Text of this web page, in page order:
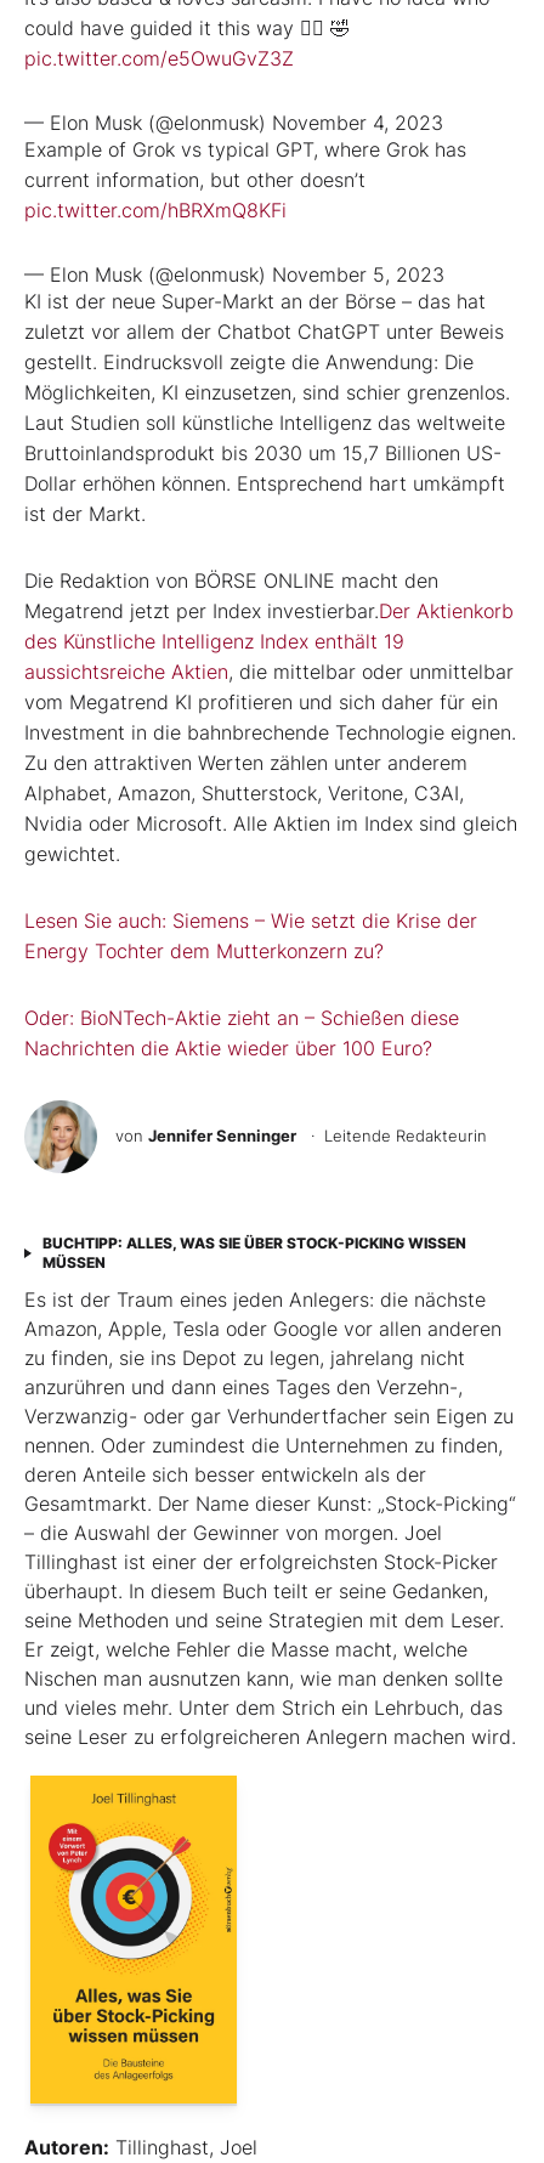
could have guided it this way 🤷‍♂️ 🤣
pic.twitter.com/e5OwuGvZ3Z
— Elon Musk (@elonmusk) November 4, 2023
Example of Grok vs typical GPT, where Grok has
current information, but other doesn’t
pic.twitter.com/hBRXmQ8KFi
— Elon Musk (@elonmusk) November 5, 2023
KI ist der neue Super-Markt an der Börse – das hat
zuletzt vor allem der Chatbot ChatGPT unter Beweis
gestellt. Eindrucksvoll zeigte die Anwendung: Die
Möglichkeiten, KI einzusetzen, sind schier grenzenlos.
Laut Studien soll künstliche Intelligenz das weltweite
Bruttoinlandsprodukt bis 2030 um 15,7 Billionen US-
Dollar erhöhen können. Entsprechend hart umkämpft
ist der Markt.
Die Redaktion von BÖRSE ONLINE macht den
Megatrend jetzt per Index investierbar.Der Aktienkorb
des Künstliche Intelligenz Index enthält 19
aussichtsreiche Aktien, die mittelbar oder unmittelbar
vom Megatrend KI profitieren und sich daher für ein
Investment in die bahnbrechende Technologie eignen.
Zu den attraktiven Werten zählen unter anderem
Alphabet, Amazon, Shutterstock, Veritone, C3AI,
Nvidia oder Microsoft. Alle Aktien im Index sind gleich
gewichtet.
Lesen Sie auch: Siemens – Wie setzt die Krise der
Energy Tochter dem Mutterkonzern zu?
Oder: BioNTech-Aktie zieht an – Schießen diese
Nachrichten die Aktie wieder über 100 Euro?
von Jennifer Senninger · Leitende Redakteurin
BUCHTIPP: ALLES, WAS SIE ÜBER STOCK-PICKING WISSEN
MÜSSEN
Es ist der Traum eines jeden Anlegers: die nächste
Amazon, Apple, Tesla oder Google vor allen anderen
zu finden, sie ins Depot zu legen, jahrelang nicht
anzurühren und dann eines Tages den Verzehn-,
Verzwanzig- oder gar Verhundertfacher sein Eigen zu
nennen. Oder zumindest die Unternehmen zu finden,
deren Anteile sich besser entwickeln als der
Gesamtmarkt. Der Name dieser Kunst: „Stock-Picking“
– die Auswahl der Gewinner von morgen. Joel
Tillinghast ist einer der erfolgreichsten Stock-Picker
überhaupt. In diesem Buch teilt er seine Gedanken,
seine Methoden und seine Strategien mit dem Leser.
Er zeigt, welche Fehler die Masse macht, welche
Nischen man ausnutzen kann, wie man denken sollte
und vieles mehr. Unter dem Strich ein Lehrbuch, das
seine Leser zu erfolgreicheren Anlegern machen wird.
Autoren: Tillinghast, Joel